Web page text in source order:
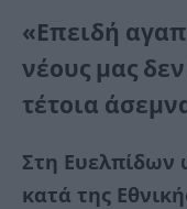
«Επειδή
νέους μας
τέτοια
Στη Ευελπίδων
κατά της